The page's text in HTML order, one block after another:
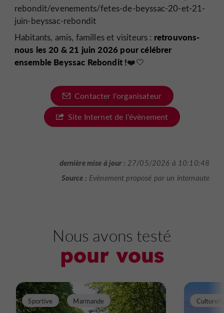
rebondit/evenements/fetes-de-beyssac-20-et-21-
juin-beyssac-rebondit
Habitants, amis, familles et visiteurs : retrouvons-
nous les 20 & 21 juin 2026 pour célébrer
ensemble Beyssac Rebondit !❤️🤍
Contacter l'organisateur
Site Internet de l'évènement
dernière mise à jour : 27/05/2026 à 10:10:48
Source : Evènement proposé par un internaute
Nous avons testé
pour vous
Sportive Marmande